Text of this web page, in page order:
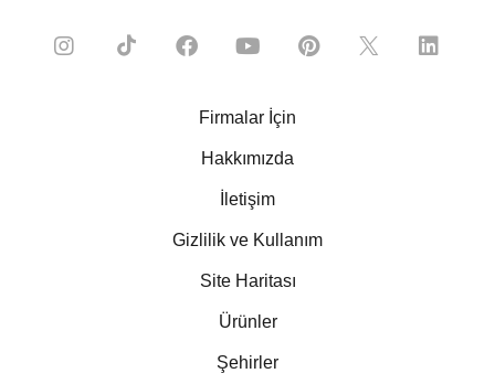
Firmalar İçin
Hakkımızda
İletişim
Gizlilik ve Kullanım
Site Haritası
Ürünler
Şehirler